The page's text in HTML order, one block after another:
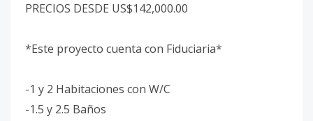
PRECIOS DESDE US$142,000.00
*Este proyecto cuenta con Fiduciaria*
-1 y 2 Habitaciones con W/C
-1.5 y 2.5 Baños